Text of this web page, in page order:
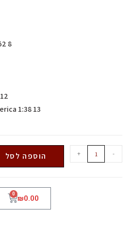
8 Devil In A New Dress 5:52
12 Lost In The World 4:16
13 Who Will Survive In America 1:38
-
+ הוספה לסל
₪0.00
0